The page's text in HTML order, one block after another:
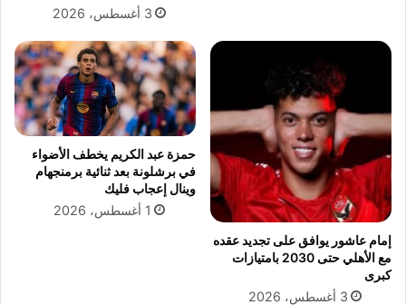
ي
د
م
ا
م
ا
ل
ب
ن
ك
ا
3 أغسطس، 2026
إمام عاشور يوافق على تجديد عقده
مع الأهلي حتى 2030 بامتيازات
كبرى
3 أغسطس، 2026
حمزة عبد الكريم يخطف الأضواء
في برشلونة بعد ثنائية برمنجهام
وينال إعجاب فليك
1 أغسطس، 2026